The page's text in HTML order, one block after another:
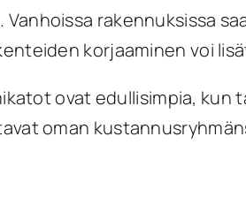
rakennuksissa
korjaaminen voi
ovat edullisimpia, kun
oman